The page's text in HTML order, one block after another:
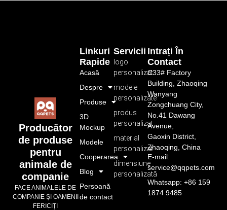
Producător
de produse
pentru
animale de
companie
FACE ANIMALELE DE
COMPANIE ȘI OAMENII
FERICIȚI
Servicii
logo
personalizat
modele
personalizate
produs
personalizat
material
personalizat
dimensiune
personalizată
Linkuri
Rapide
Acasă
Despre
Produse
3D
Mockup
Modele
Cooperarea
Blog
Persoană
de contact
Intrați În
Contact
C33# Factory
Building, Zhaoqing
Wanyang
Zongchuang City,
No.41 Dawang
Avenue,
Gaoxin District,
Zhaoqing, China
E-mail:
service@qqpets.com
Whatsapp: +86 159
1874 9485